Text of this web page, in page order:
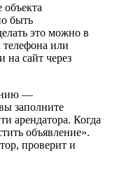
объекта
быть
это можно в
или
сайт через
—
заполните
арендатора. Когда
объявление».
проверит и